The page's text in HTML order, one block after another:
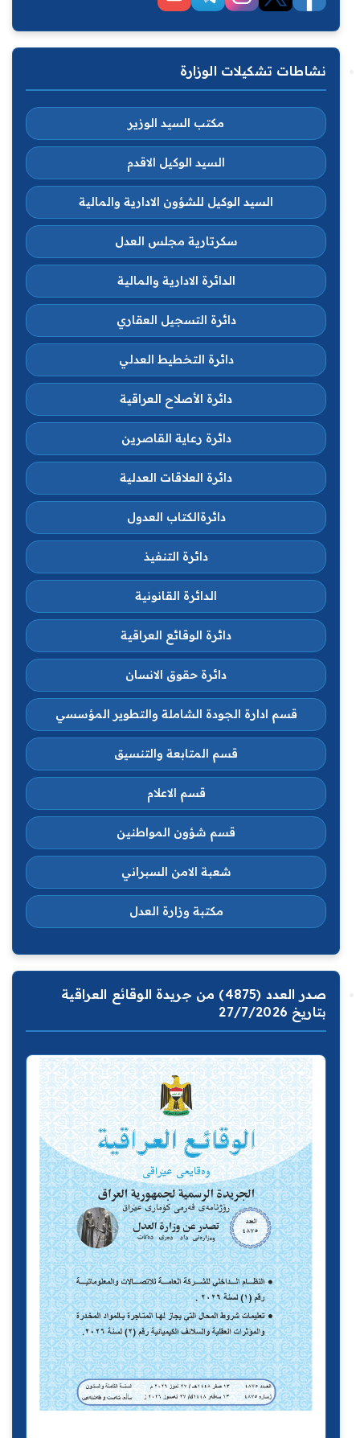
نشاطات تشكيلات الوزارة
مكتب السيد الوزير
السيد الوكيل الاقدم
السيد الوكيل للشؤون الادارية والمالية
سكرتارية مجلس العدل
الدائرة الادارية والمالية
دائرة التسجيل العقاري
دائرة التخطيط العدلي
دائرة الأصلاح العراقية
دائرة رعاية القاصرين
دائرة العلاقات العدلية
دائرةالكتاب العدول
دائرة التنفيذ
الدائرة القانونية
دائرة الوقائع العراقية
دائرة حقوق الانسان
قسم ادارة الجودة الشاملة والتطوير المؤسسي
قسم المتابعة والتنسيق
قسم الاعلام
قسم شؤون المواطنين
شعبة الامن السبراني
مكتبة وزارة العدل
صدر العدد (4875) من جريدة الوقائع العراقية
بتاريخ 27/7/2026